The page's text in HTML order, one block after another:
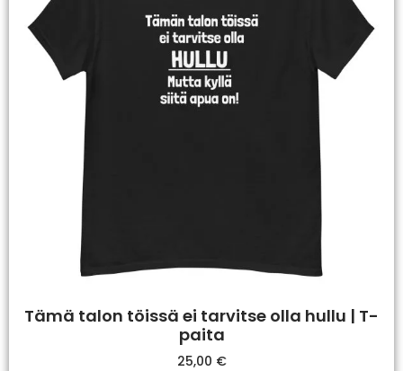
Tämä talon töissä ei tarvitse olla hullu | T-
paita
25,00 €